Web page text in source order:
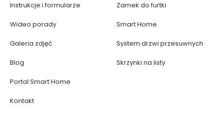
Instrukcje i formularze
Wideo porady
Galeria zdjęć
Blog
Portal Smart Home
Kontakt
Zamek do furtki
Smart Home
System drzwi przesuwnych
Skrzynki na listy